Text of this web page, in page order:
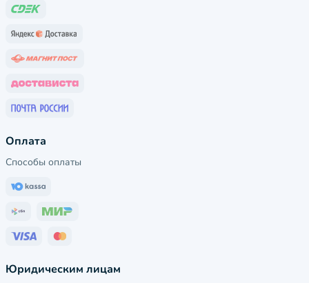
Оплата
Способы оплаты
Юридическим лицам